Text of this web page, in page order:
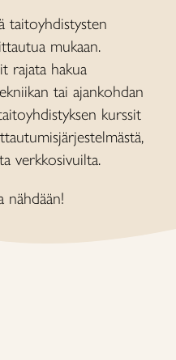
taitoyhdistysten
mukaan.
rajata hakua
tai ajankohdan
kurssit
verkkosivuilta.
nähdään!